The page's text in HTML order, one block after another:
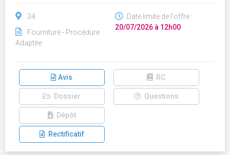
34
Fourniture - Procédure
Adaptée
Date limite de l'offre :
20/07/2026 à 12h00
Avis RC
Dossier Questions
Dépôt
Rectificatif